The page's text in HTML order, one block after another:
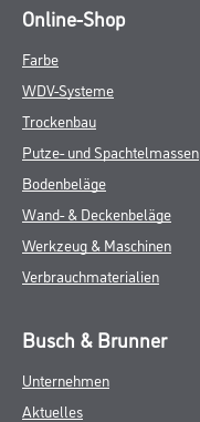
Online-Shop
Farbe
WDV-Systeme
Trockenbau
Putze- und Spachtelmassen
Bodenbeläge
Wand- & Deckenbeläge
Werkzeug & Maschinen
Verbrauchmaterialien
Busch & Brunner
Unternehmen
Aktuelles